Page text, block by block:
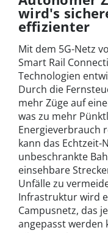
wird's
effizienter
Mit dem 5G-Netz
Smart Rail
Technologien
Durch die
mehr Züge auf
was zu mehr
Energieverbrauch
kann das Echtzeit-
unbeschrankte
einsehbare
Unfälle zu
Infrastruktur wird
Campusnetz, das
angepasst werden